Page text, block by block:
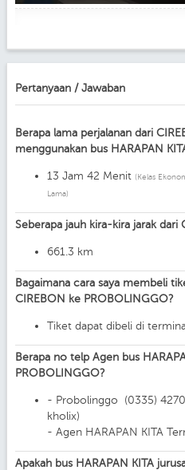
Pertanyaan / Jawaban
Berapa lama perjalanan dari
menggunakan bus HARAPAN
13 Jam 42 Menit
(Kelas
Lama)
Seberapa jauh kira-kira jarak dari
661.3 km
Bagaimana cara saya membeli
CIREBON ke PROBOLINGGO?
Tiket dapat dibeli di
Berapa no telp Agen bus
PROBOLINGGO?
- Probolinggo (0335)
kholix)
- Agen HARAPAN KITA
Apakah bus HARAPAN KITA